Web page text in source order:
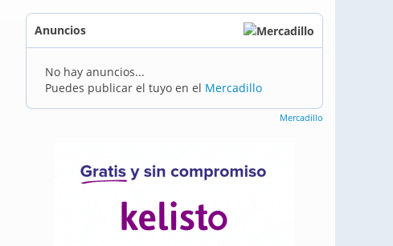
Anuncios
No hay anuncios...
Puedes publicar el tuyo en el Mercadillo
Mercadillo